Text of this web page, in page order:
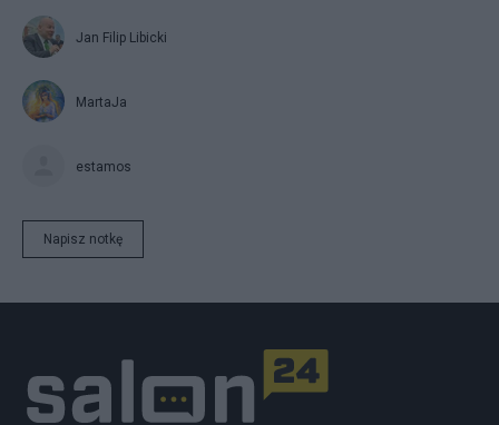
Jan Filip Libicki
MartaJa
estamos
Napisz notkę